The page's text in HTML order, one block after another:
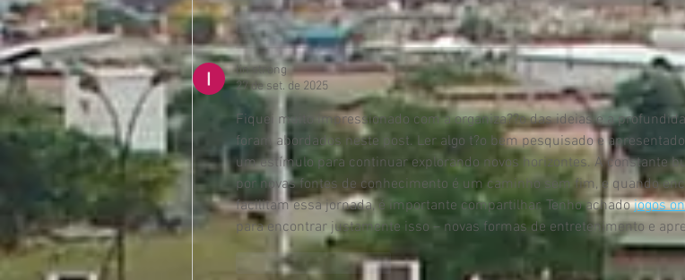
Curtir Responder
lin strong
27 de set. de 2025
Fiquei muito impressionado com a organiza??o das ideias e a
foram abordados neste post. Ler algo t?o bem pesquisado e
um estímulo para continuar explorando novos horizontes. A constante
por novas fontes de conhecimento é um caminho sem fim, e quando
facilitam essa jornada, é importante compartilhar. Tenho achado jogos
para encontrar justamente isso – novas formas de entretenimento e
Curtir Responder